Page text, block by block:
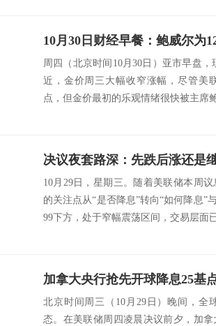
周四（北京时间10月30日）亚市早盘
近，金价周三大幅收窄涨幅，尽管美
点，但金价最初的乐观情绪很快被主席
10月29日，星期三。随着美联储本周
的关注点从“是否降息”转向“如何降息”
99下方，处于窄幅震荡区间，交易层面
北京时间周三（10月29日）晚间，全
态。在美联储周四凌晨决议前夕，加